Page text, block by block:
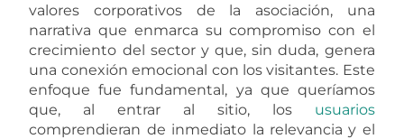
valores corporativos de la asociación, una
narrativa que enmarca su compromiso con el
crecimiento del sector y que, sin duda, genera
una conexión emocional con los visitantes. Este
enfoque fue fundamental, ya que queríamos
que, al entrar al sitio, los usuarios
comprendieran de inmediato la relevancia y el